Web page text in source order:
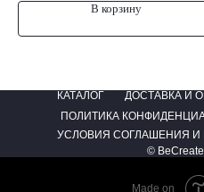
В корзину
КАТАЛОГ
©
ДОСТАВКА И
ПОЛИТИКА
УСЛОВИЯ СОГЛАШЕНИЯ И
Made on